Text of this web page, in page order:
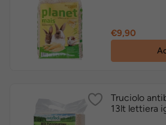
Prezzo
€9,90
Truciolo
13lt lettiera